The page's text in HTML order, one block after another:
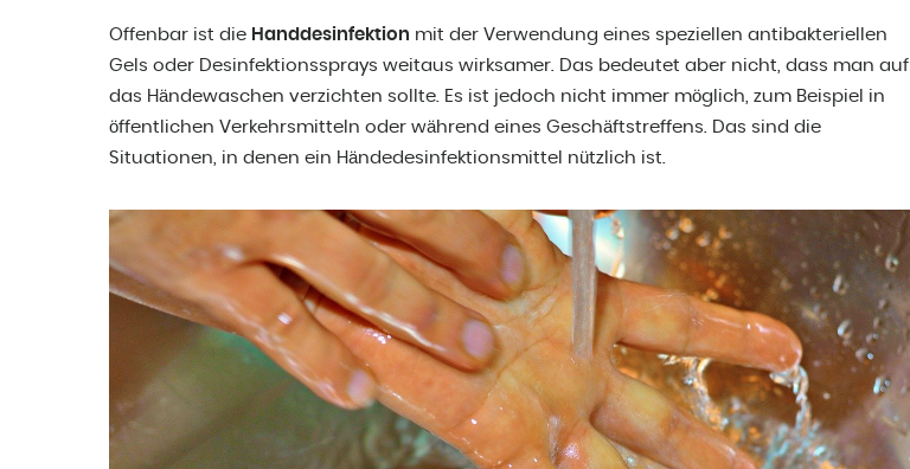
Offenbar ist die Handdesinfektion mit der Verwendung eines speziellen antibakteriellen
Gels oder Desinfektionssprays weitaus wirksamer. Das bedeutet aber nicht, dass man auf
das Händewaschen verzichten sollte. Es ist jedoch nicht immer möglich, zum Beispiel in
öffentlichen Verkehrsmitteln oder während eines Geschäftstreffens. Das sind die
Situationen, in denen ein Händedesinfektionsmittel nützlich ist.